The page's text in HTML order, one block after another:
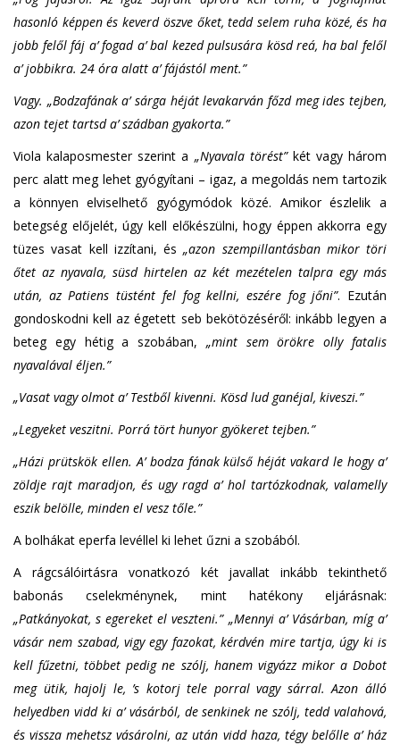
hasonló képpen és keverd öszve őket, tedd selem ruha közé, és ha
jobb felől fáj a’ fogad a’ bal kezed pulsusára kösd reá, ha bal felől
a’ jobbikra. 24 óra alatt a’ fájástól ment.”
Vagy. „Bodzafának a’ sárga héját levakarván főzd meg ides tejben,
azon tejet tartsd a’ szádban gyakorta.”
Viola kalaposmester szerint a „Nyavala törést”két vagy három
perc alatt meg lehet gyógyítani – igaz, a megoldás nem tartozik
a könnyen elviselhető gyógymódok közé. Amikor észlelik a
betegség előjelét, úgy kell előkészülni, hogy éppen akkorra egy
tüzes vasat kell izzítani, és„azon szempillantásban mikor töri
őtet az nyavala, süsd hirtelen az két mezételen talpra egy más
után, az Patiens tüstént fel fog kellni, eszére fog jőni”. Ezután
gondoskodni kell az égetett seb bekötözéséről: inkább legyen a
beteg egy hétig a szobában, „mint sem örökre olly fatalis
nyavalával éljen.”
„Vasat vagy olmot a’ Testből kivenni. Kösd lud ganéjal, kiveszi.”
„Legyeket veszitni. Porrá tört hunyor gyökeret tejben.”
„Házi prütskök ellen. A’ bodza fának külső héját vakard le hogy a’
zöldje rajt maradjon, és ugy ragd a’ hol tartózkodnak, valamelly
eszik belölle, minden el vesz tőle.”
A bolhákat eperfa levéllel ki lehet űzni a szobából.
A rágcsálóirtásra vonatkozó két javallat inkább tekinthető
babonás cselekménynek, mint hatékony eljárásnak:
„Patkányokat, s egereket el veszteni.” „Mennyi a’ Vásárban, míg a’
vásár nem szabad, vigy egy fazokat, kérdvén mire tartja, úgy ki is
kell fűzetni, többet pedig ne szólj, hanem vigyázz mikor a Dobot
meg ütik, hajolj le, ’s kotorj tele porral vagy sárral. Azon álló
helyedben vidd ki a’ vásárból, de senkinek ne szólj, tedd valahová,
és vissza mehetsz vásárolni, az után vidd haza, tégy belőlle a’ ház